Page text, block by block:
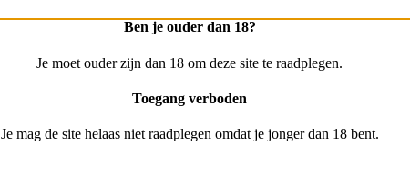
Ben je ouder dan 18?
Je moet ouder zijn dan 18 om deze site te raadplegen.
Toegang verboden
Je mag de site helaas niet raadplegen omdat je jonger dan 18 bent.